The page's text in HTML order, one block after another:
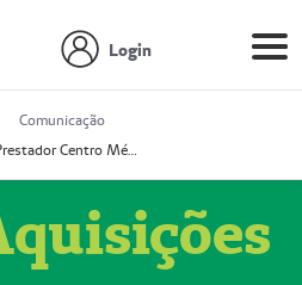
Login
Comunicação
Prestador Centro Médico Vitória Ltda, 51004350-4: Centro Médico Vitória Ltda (Nome Fantasia: Policlínica Master)